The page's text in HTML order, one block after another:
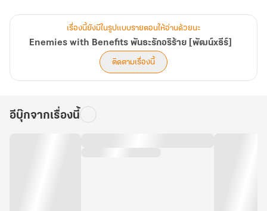
เรื่องนี้ยังมีในรูปแบบรายตอนให้อ่านด้วยนะ
Enemies with Benefits พันธะรักอริร้าย [พัฒน์xธีร์]
ติดตามเรื่องนี้
อีบุ๊กจากเรื่องนี้